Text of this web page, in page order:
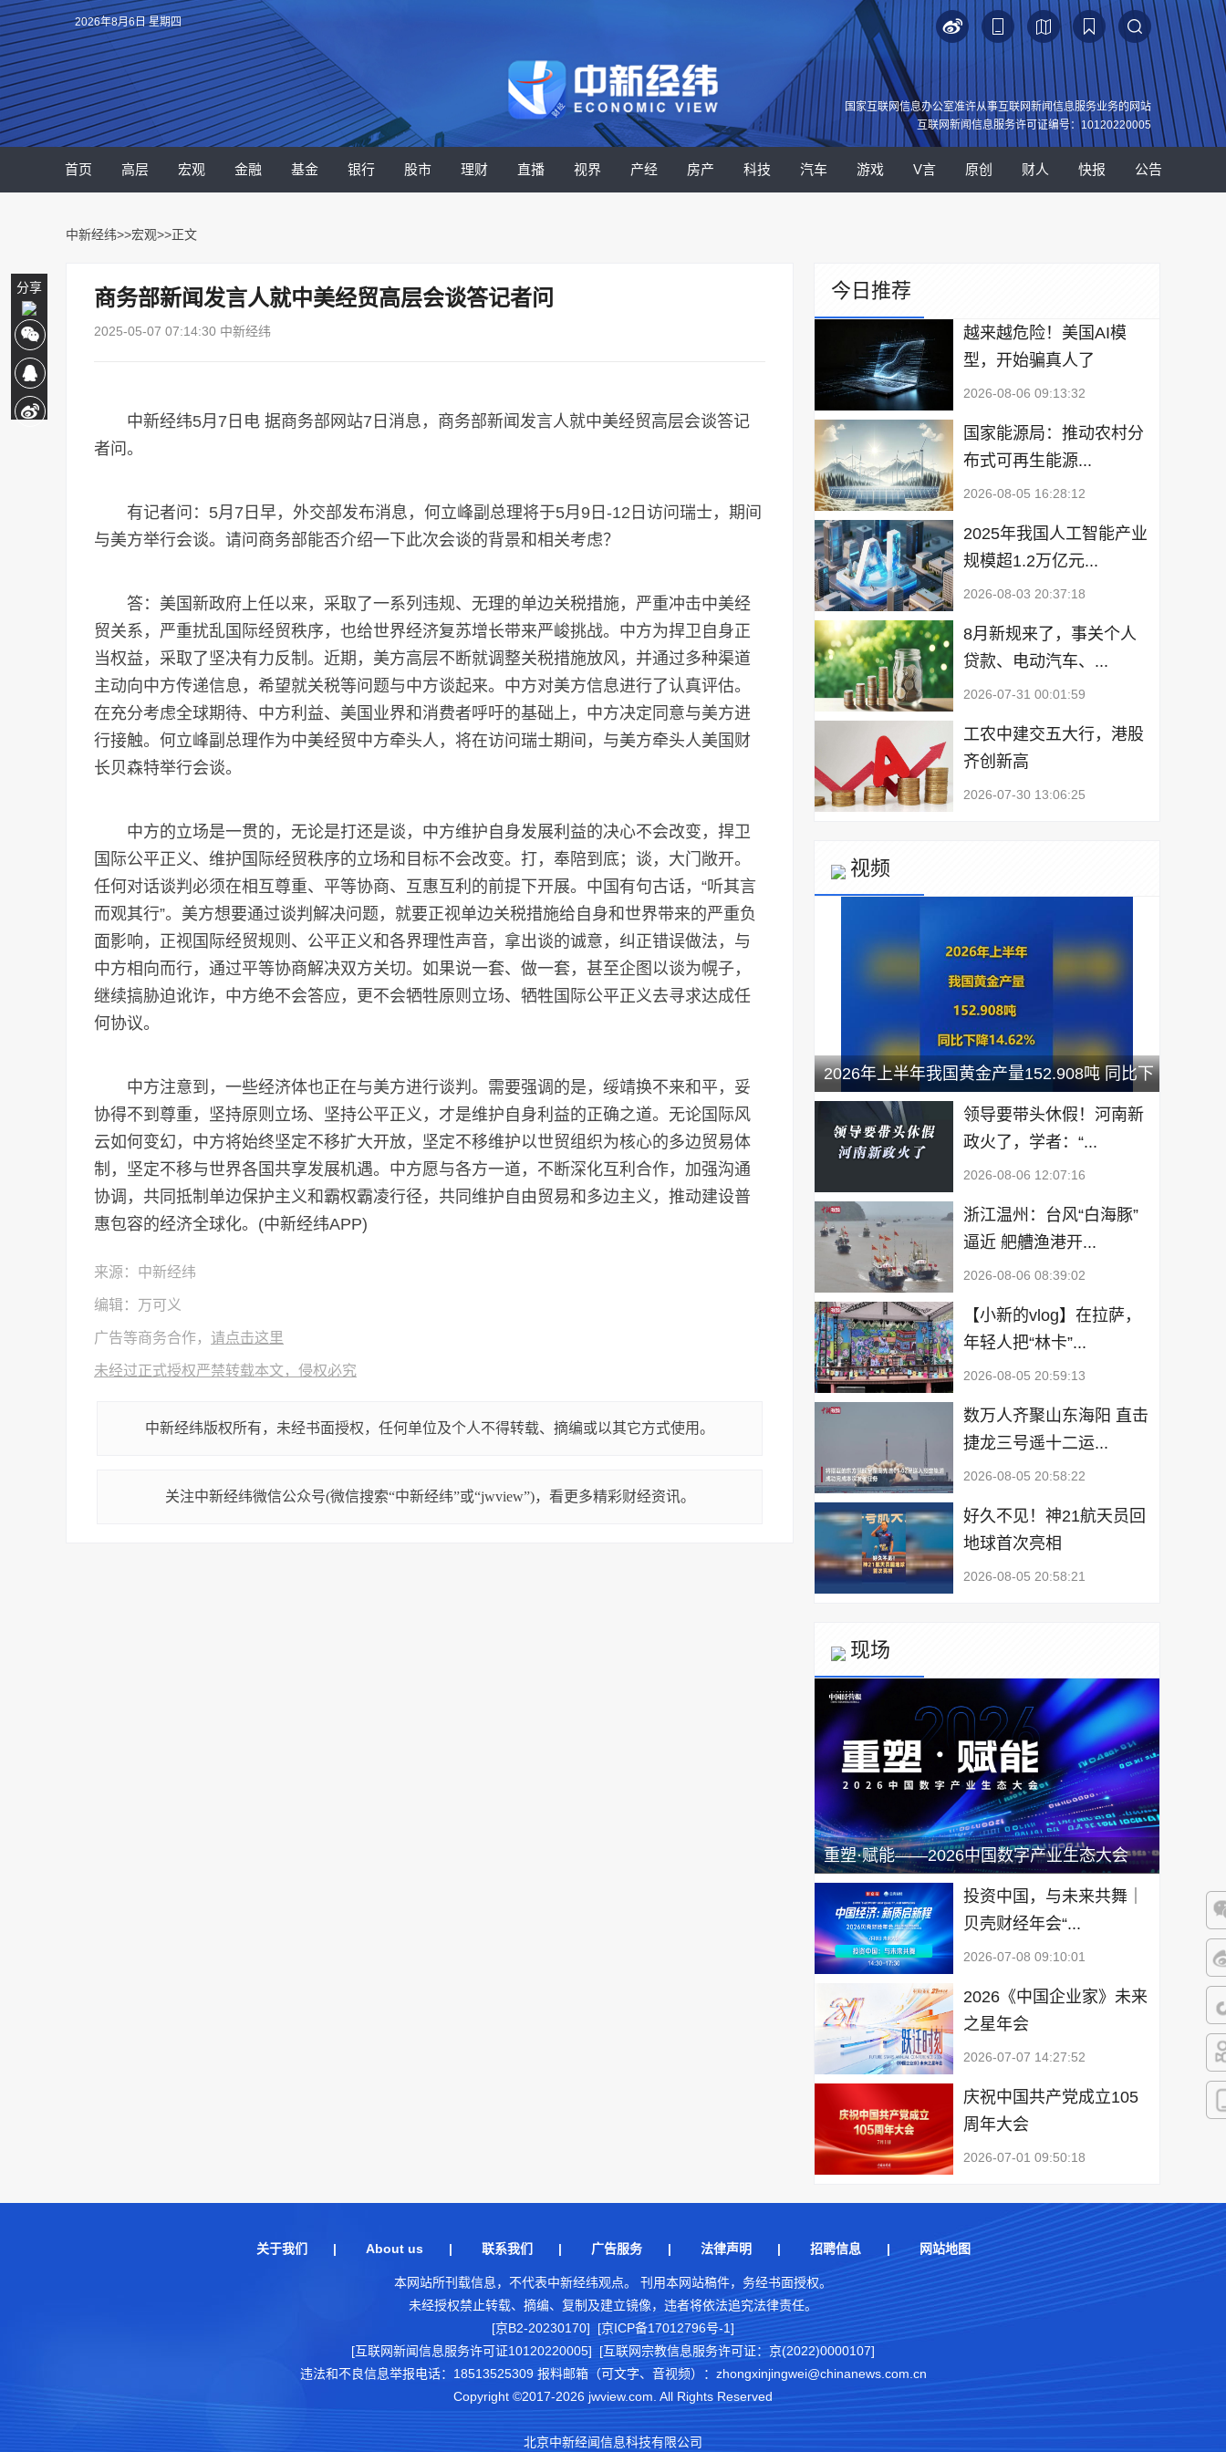
微
微
抖
快
分享
2026年8月6日 星期四
国家互联网信息办公室准许从事互联网新闻信息服务业务的网站
互联网新闻信息服务许可证编号：10120220005
首页 高层 宏观 金融 基金 银行 股市 理财 直播 视界 产经 房产 科技 汽车 游戏 V言 原创 财人 快报 公告
中新经纬>>宏观>>正文
商务部新闻发言人就中美经贸高层会谈答记者问
2025-05-07 07:14:30 中新经纬
中新经纬5月7日电 据商务部网站7日消息，商务部新闻发言人就中美经贸高层会谈答记
者问。
有记者问：5月7日早，外交部发布消息，何立峰副总理将于5月9日-12日访问瑞士，期间
与美方举行会谈。请问商务部能否介绍一下此次会谈的背景和相关考虑？
答：美国新政府上任以来，采取了一系列违规、无理的单边关税措施，严重冲击中美经
贸关系，严重扰乱国际经贸秩序，也给世界经济复苏增长带来严峻挑战。中方为捍卫自身正
当权益，采取了坚决有力反制。近期，美方高层不断就调整关税措施放风，并通过多种渠道
主动向中方传递信息，希望就关税等问题与中方谈起来。中方对美方信息进行了认真评估。
在充分考虑全球期待、中方利益、美国业界和消费者呼吁的基础上，中方决定同意与美方进
行接触。何立峰副总理作为中美经贸中方牵头人，将在访问瑞士期间，与美方牵头人美国财
长贝森特举行会谈。
中方的立场是一贯的，无论是打还是谈，中方维护自身发展利益的决心不会改变，捍卫
国际公平正义、维护国际经贸秩序的立场和目标不会改变。打，奉陪到底；谈，大门敞开。
任何对话谈判必须在相互尊重、平等协商、互惠互利的前提下开展。中国有句古话，“听其言
而观其行”。美方想要通过谈判解决问题，就要正视单边关税措施给自身和世界带来的严重负
面影响，正视国际经贸规则、公平正义和各界理性声音，拿出谈的诚意，纠正错误做法，与
中方相向而行，通过平等协商解决双方关切。如果说一套、做一套，甚至企图以谈为幌子，
继续搞胁迫讹诈，中方绝不会答应，更不会牺牲原则立场、牺牲国际公平正义去寻求达成任
何协议。
中方注意到，一些经济体也正在与美方进行谈判。需要强调的是，绥靖换不来和平，妥
协得不到尊重，坚持原则立场、坚持公平正义，才是维护自身利益的正确之道。无论国际风
云如何变幻，中方将始终坚定不移扩大开放，坚定不移维护以世贸组织为核心的多边贸易体
制，坚定不移与世界各国共享发展机遇。中方愿与各方一道，不断深化互利合作，加强沟通
协调，共同抵制单边保护主义和霸权霸凌行径，共同维护自由贸易和多边主义，推动建设普
惠包容的经济全球化。(中新经纬APP)
来源：中新经纬
编辑：万可义
广告等商务合作， 请点击这里
未经过正式授权严禁转载本文，侵权必究
中新经纬版权所有，未经书面授权，任何单位及个人不得转载、摘编或以其它方式使用。
关注中新经纬微信公众号(微信搜索“中新经纬”或“jwview”)，看更多精彩财经资讯。
今日推荐
越来越危险！美国AI模
型，开始骗真人了
2026-08-06 09:13:32
国家能源局：推动农村分
布式可再生能源...
2026-08-05 16:28:12
2025年我国人工智能产业
规模超1.2万亿元...
2026-08-03 20:37:18
8月新规来了，事关个人
贷款、电动汽车、...
2026-07-31 00:01:59
工农中建交五大行，港股
齐创新高
2026-07-30 13:06:25
视频
2026年上半年我国黄金产量152.908吨 同比下
降14.62%
领导要带头休假！河南新
政火了，学者：“...
2026-08-06 12:07:16
浙江温州：台风“白海豚”
逼近 舥艚渔港开...
2026-08-06 08:39:02
【小新的vlog】在拉萨，
年轻人把“林卡”...
2026-08-05 20:59:13
数万人齐聚山东海阳 直击
捷龙三号遥十二运...
2026-08-05 20:58:22
好久不见！神21航天员回
地球首次亮相
2026-08-05 20:58:21
现场
重塑·赋能——2026中国数字产业生态大会
投资中国，与未来共舞｜
贝壳财经年会“...
2026-07-08 09:10:01
2026《中国企业家》未来
之星年会
2026-07-07 14:27:52
庆祝中国共产党成立105
周年大会
2026-07-01 09:50:18
关于我们 | About us| 联系我们 | 广告服务| 法律声明 | 招聘信息 | 网站地图
本网站所刊载信息，不代表中新经纬观点。 刊用本网站稿件，务经书面授权。
未经授权禁止转载、摘编、复制及建立镜像，违者将依法追究法律责任。
[京B2-20230170] [京ICP备17012796号-1]
[互联网新闻信息服务许可证10120220005]
[互联网宗教信息服务许可证：京(2022)0000107]
违法和不良信息举报电话：18513525309 报料邮箱（可文字、音视频）：zhongxinjingwei@chinanews.com.cn
Copyright ©2017-2026 jwview.com. All Rights Reserved
北京中新经闻信息科技有限公司